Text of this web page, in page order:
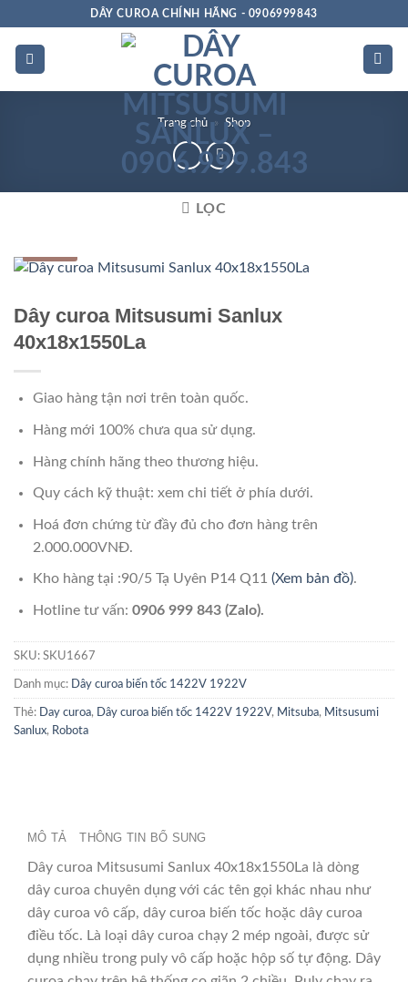
dung
DÂY CUROA CHÍNH HÃNG - 0906999843
Trang chủ » Shop
LỌC
Dây curoa Mitsusumi Sanlux
40x18x1550La
Giao hàng tận nơi trên toàn quốc.
Hàng mới 100% chưa qua sử dụng.
Hàng chính hãng theo thương hiệu.
Quy cách kỹ thuật: xem chi tiết ở phía dưới.
Hoá đơn chứng từ đầy đủ cho đơn hàng trên
2.000.000VNĐ.
Kho hàng tại :90/5 Tạ Uyên P14 Q11 (Xem bản đồ).
Hotline tư vấn: 0906 999 843 (Zalo).
SKU: SKU1667
Danh mục: Dây curoa biến tốc 1422V 1922V
Thẻ: Day curoa, Dây curoa biến tốc 1422V 1922V, Mitsuba, Mitsusumi
Sanlux, Robota
MÔ TẢ THÔNG TIN BỔ SUNG
Dây curoa Mitsusumi Sanlux 40x18x1550La là dòng
dây curoa chuyên dụng với các tên gọi khác nhau như
dây curoa vô cấp, dây curoa biến tốc hoặc dây curoa
điều tốc. Là loại dây curoa chạy 2 mép ngoài, được sử
dụng nhiều trong puly vô cấp hoặc hộp số tự động. Dây